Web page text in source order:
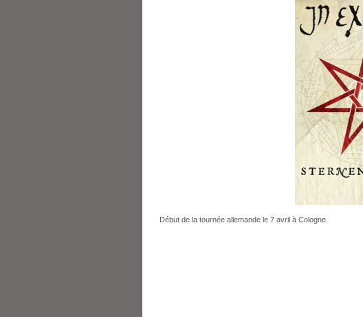
Début de la tournée allemande le 7 avril à Cologne.